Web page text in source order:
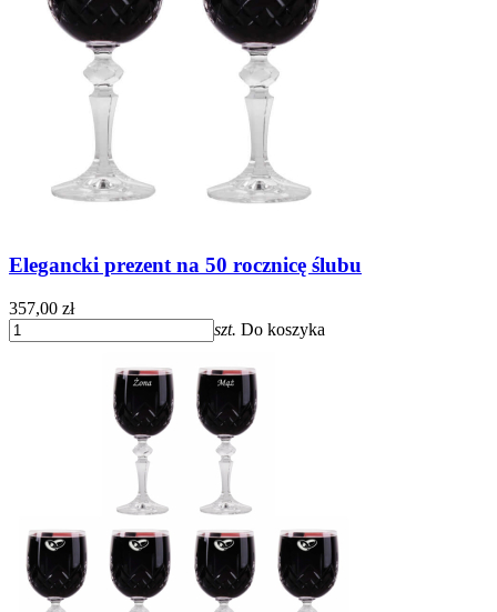
Elegancki prezent na 50 rocznicę ślubu
357,00 zł
szt. Do koszyka